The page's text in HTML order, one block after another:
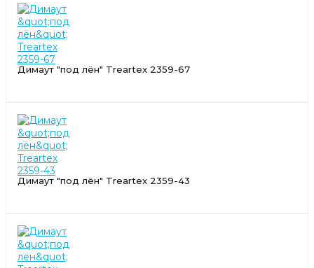
Димаут "под лён" Treartex 2359-67
Димаут "под лён" Treartex 2359-43